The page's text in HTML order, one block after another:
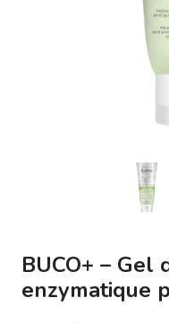
BUCO+ – Gel
enzymatique